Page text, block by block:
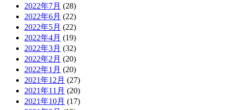
2022年7月 (28)
2022年6月 (22)
2022年5月 (22)
2022年4月 (19)
2022年3月 (32)
2022年2月 (20)
2022年1月 (20)
2021年12月 (27)
2021年11月 (20)
2021年10月 (17)